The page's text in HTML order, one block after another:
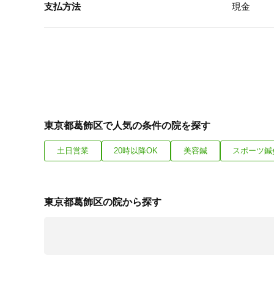
支払方法 現金
東京都葛飾区で人気の条件の院を探す
土日営業 20時以降OK 美容鍼 スポーツ鍼
東京都葛飾区の院から探す